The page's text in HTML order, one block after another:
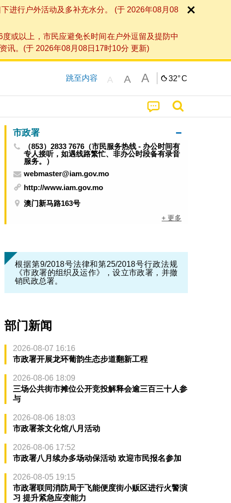
进行户外活动及多补充水分。 (于 2026年08月08
或以上，市民应避免长时间在户外逗留及提防中
讯。(于 2026年08月08日17时10分 更新)
跳至内容 A A A 32°C
场室内环境效果图
市政署
（853）2833 7676（市民服务热线 - 办公时间有
专人接听，如遇线路繁忙、非办公时段备有录音
服务。）
webmaster@iam.gov.mo
http://www.iam.gov.mo
澳门新马路163号
+ 更多
根据第9/2018号法律和第25/2018号行政法规
《市政署的组织及运作》，设立市政署，并撤
销民政总署。
部门新闻
2026-08-07 16:16
市政署开展龙环葡韵生态步道翻新工程
2026-08-06 18:09
三场公共街市摊位公开竞投解释会逾三百三十人参
与
2026-08-06 18:03
市政署茶文化馆八月活动
2026-08-06 17:52
市政署八月续办多场动保活动 欢迎市民报名参加
2026-08-05 19:15
市政署联同消防局于飞能便度街小贩区进行火警演
习 提升紧急应变能力